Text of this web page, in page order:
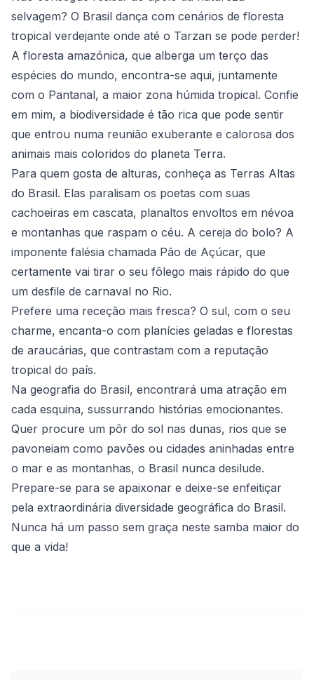
selvagem? O Brasil dança com cenários de floresta
tropical verdejante onde até o Tarzan se pode perder!
A floresta amazónica, que alberga um terço das
espécies do mundo, encontra-se aqui, juntamente
com o Pantanal, a maior zona húmida tropical. Confie
em mim, a biodiversidade é tão rica que pode sentir
que entrou numa reunião exuberante e calorosa dos
animais mais coloridos do planeta Terra.
Para quem gosta de alturas, conheça as Terras Altas
do Brasil. Elas paralisam os poetas com suas
cachoeiras em cascata, planaltos envoltos em névoa
e montanhas que raspam o céu. A cereja do bolo? A
imponente falésia chamada Pão de Açúcar, que
certamente vai tirar o seu fôlego mais rápido do que
um desfile de carnaval no Rio.
Prefere uma receção mais fresca? O sul, com o seu
charme, encanta-o com planícies geladas e florestas
de araucárias, que contrastam com a reputação
tropical do país.
Na geografia do Brasil, encontrará uma atração em
cada esquina, sussurrando histórias emocionantes.
Quer procure um pôr do sol nas dunas, rios que se
pavoneiam como pavões ou cidades aninhadas entre
o mar e as montanhas, o Brasil nunca desilude.
Prepare-se para se apaixonar e deixe-se enfeitiçar
pela extraordinária diversidade geográfica do Brasil.
Nunca há um passo sem graça neste samba maior do
que a vida!